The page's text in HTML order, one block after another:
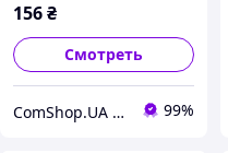
156₴
Смотреть
ComShop.UA - Магазин TM Комшоп 99%